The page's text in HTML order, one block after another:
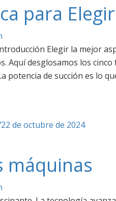
para
Elegir la mejor
Aquí desglosamos los
potencia de succión es lo
22 de octubre de 2024
máquinas